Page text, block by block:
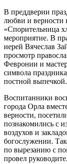
В преддверии
любви и верности
«Спорительница
мероприятие. В
иерей Вячеслав
просмотр
Февронии и
символа
постной выпечкой.
Воспитанники
города Орла
верности,
познакомились с
воздухов и
богослужении.
по вырезанию с
провел